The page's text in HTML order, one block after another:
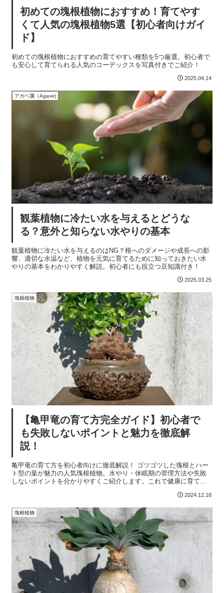
初めての塊根植物におすすめ！育てやす
くて人気の塊根植物5選【初心者向けガイ
ド】
初めての塊根植物におすすめの育てやすい種類を5つ厳選。初心者で
も安心して育てられる人気のコーデックスを写真付きでご紹介！
2025.04.14
アガベ属（Agave)
観葉植物に冷たい水を与えるとどうな
る？意外と知らない水やりの基本
観葉植物に冷たい水を与えるのはNG？根へのダメージや成長への影
響、適切な水温など、植物を元気に育てるために知っておきたい水
やりの基本をわかりやすく解説。初心者にも役立つ豆知識付き！
2025.03.25
塊根植物
【亀甲竜の育て方完全ガイド】初心者で
も失敗しないポイントと魅力を徹底解
説！
亀甲竜の育て方を初心者向けに徹底解説！ ゴツゴツした塊根とハー
ト型の葉が魅力の人気塊根植物。水やり・休眠期の管理方法や失敗
しないポイントを分かりやすくご紹介します。これで健康に育てら
2024.12.18
塊根植物